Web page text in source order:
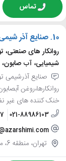
تماس
10. صنایع آذر
روانکار های صنعتی،
شیمیایی، آب
صنایع آذرشیمی
روانکارها،روغن
خنک کننده های غیر
021-88986103
تهران، منطقه 6، محله وصال شیرازی، بلوار کشاورز، مرکز پژوهش های نانو